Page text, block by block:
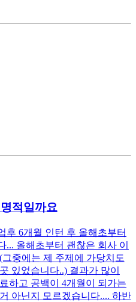
적일까요
후 6개월 인턴 후 올해초부터
... 올해초부터 괜찮은 회사 이
중에는 제 주제에 가당치도
있었습니다..) 결과가 많이
하고 공백이 4개월이 되가는
아닌지 모르겠습니다.... 하반